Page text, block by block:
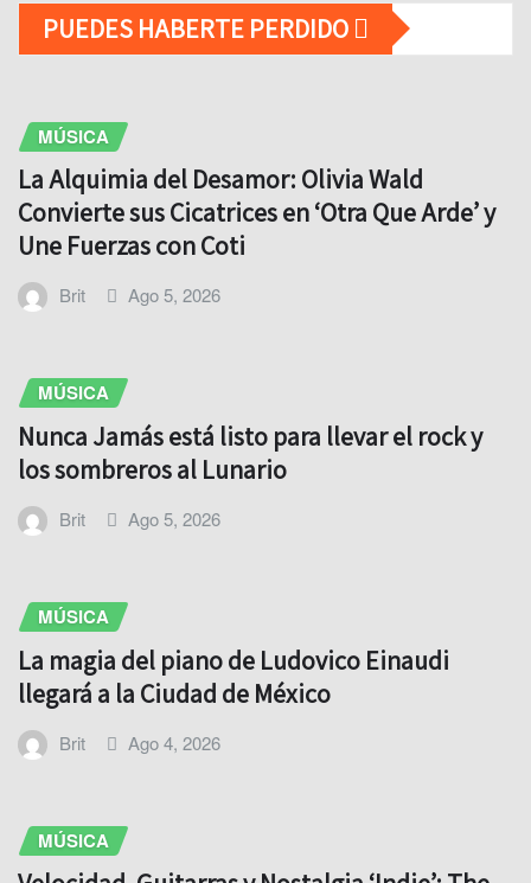
PUEDES HABERTE PERDIDO
MÚSICA
La Alquimia del Desamor: Olivia Wald
Convierte sus Cicatrices en ‘Otra Que Arde’ y
Une Fuerzas con Coti
Brit Ago 5, 2026
MÚSICA
Nunca Jamás está listo para llevar el rock y
los sombreros al Lunario
Brit Ago 5, 2026
MÚSICA
La magia del piano de Ludovico Einaudi
llegará a la Ciudad de México
Brit Ago 4, 2026
MÚSICA